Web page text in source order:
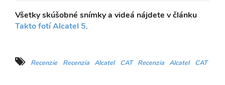
Všetky skúšobné snímky a videá nájdete v článku
Takto fotí Alcatel 5.
Recenzie Recenzia Alcatel CAT Recenzia Alcatel CAT